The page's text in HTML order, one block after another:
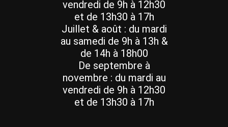
vendredi de 9h à 12h30
et de 13h30 à 17h
Juillet & août : du mardi
au samedi de 9h à 13h &
de 14h à 18h00
De septembre à
novembre : du mardi au
vendredi de 9h à 12h30
et de 13h30 à 17h